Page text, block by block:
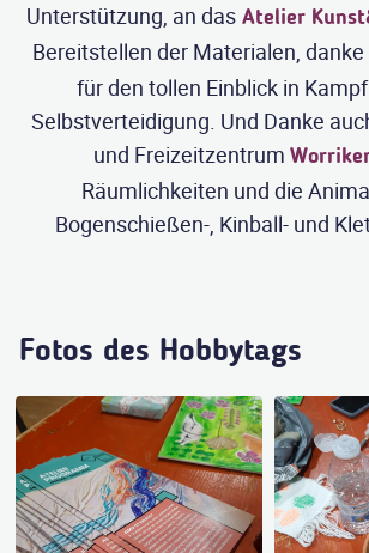
Unterstützung, an das Atelier
Bereitstellen der Materialen, danke
für den tollen Einblick in
Selbstverteidigung. Und Danke
und Freizeitzentrum
Räumlichkeiten und die
Bogenschießen-, Kinball- und
Fotos des Hobbytags